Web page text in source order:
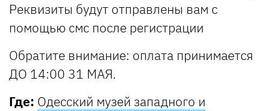
Реквизиты будут отправлены вам с
помощью смс после регистрации
Обратите внимание: оплата принимается
ДО 14:00 31 МАЯ.
Где: Одесский музей западного и